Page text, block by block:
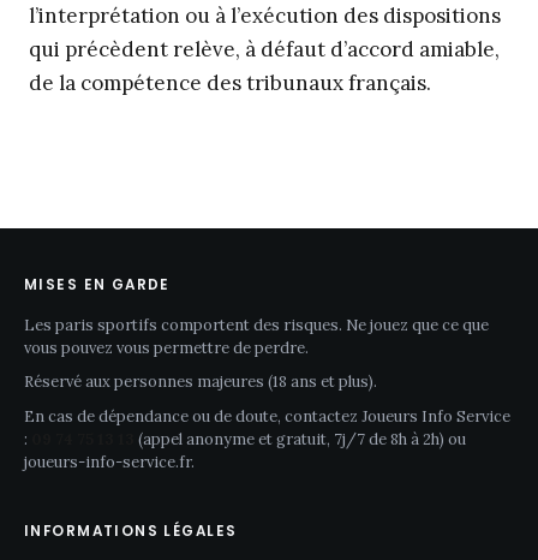
l’interprétation ou à l’exécution des dispositions
qui précèdent relève, à défaut d’accord amiable,
de la compétence des tribunaux français.
MISES EN GARDE
Les paris sportifs comportent des risques. Ne jouez que ce que
vous pouvez vous permettre de perdre.
Réservé aux personnes majeures (18 ans et plus).
En cas de dépendance ou de doute, contactez Joueurs Info Service
:
(appel anonyme et gratuit, 7j/7 de 8h à 2h) ou
joueurs-info-service.fr.
INFORMATIONS LÉGALES